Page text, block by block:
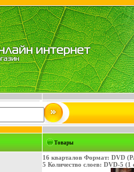
Товары
16 кварталов Формат: DVD
5 Количество слоев: DVD-5